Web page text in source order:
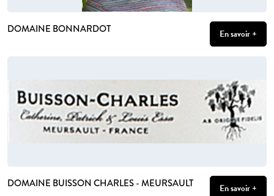
DOMAINE BONNARDOT En savoir +
DOMAINE BUISSON CHARLES - MEURSAULT En savoir +